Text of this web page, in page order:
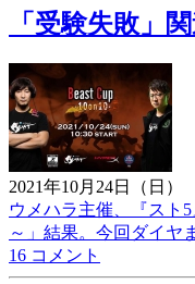
「受験失敗」
2021年10月24日（日）
ウメハラ主催、『スト5
～」結果。今回ダイヤ
16 コメント